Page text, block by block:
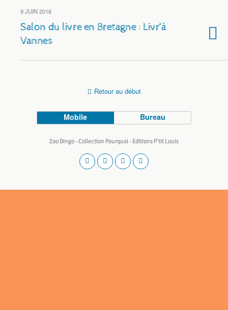
9 JUIN 2016
Salon du livre en Bretagne : Livr’à
Vannes
Retour au début
Mobile Bureau
Zoo Dingo - Collection Pourquoi - Editions P'tit Louis